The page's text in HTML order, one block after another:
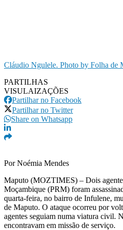
Cláudio Ngulele. Photo by Folha de
PARTILHAS
VISULAIZAÇÕES
Partilhar no Facebook
Partilhar no Twitter
Share on Whatsapp
Por Noémia Mendes
Maputo (MOZTIMES) – Dois
Moçambique (PRM) foram
quarta-feira, no bairro de Infulene,
de Maputo. O ataque ocorreu por
agentes seguiam numa viatura civil.
encontravam em missão de serviço.